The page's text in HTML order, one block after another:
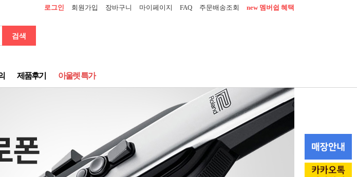
로그인 회원가입 장바구니 마이페이지 FAQ 주문배송조회 new 멤버쉽 혜택
검색
제품후기 아울렛 특가